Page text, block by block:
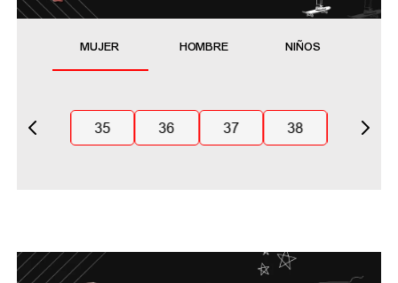
MUJER HOMBRE NIÑOS
35 36 37 38